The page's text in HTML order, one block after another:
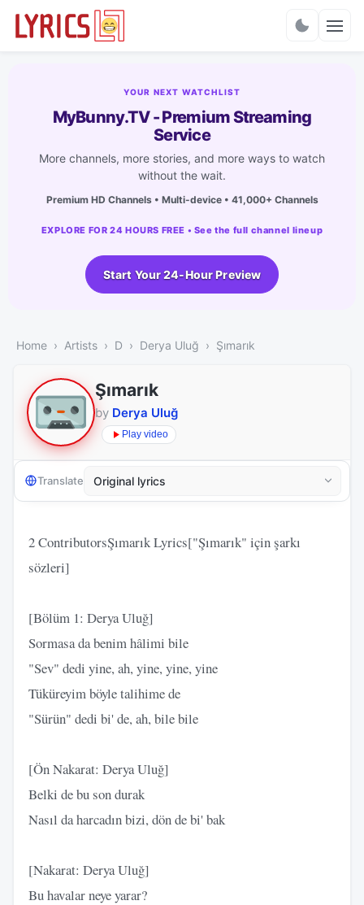
YOUR NEXT WATCHLIST
MyBunny.TV - Premium Streaming
Service
More channels, more stories, and more ways to watch
without the wait.
Premium HD Channels • Multi-device • 41,000+ Channels
EXPLORE FOR 24 HOURS FREE • See the full channel lineup
Start Your 24-Hour Preview
Home Artists D Derya Uluğ Şımarık
Şımarık
by Derya Uluğ
Play video
Translate
2 ContributorsŞımarık Lyrics["Şımarık" için şarkı
sözleri]
[Bölüm 1: Derya Uluğ]
Sormasa da benim hâlimi bile
"Sev" dedi yine, ah, yine, yine, yine
Tüküreyim böyle talihime de
"Sürün" dedi bi' de, ah, bile bile
[Ön Nakarat: Derya Uluğ]
Belki de bu son durak
Nasıl da harcadın bizi, dön de bi' bak
[Nakarat: Derya Uluğ]
Bu havalar neye yarar?